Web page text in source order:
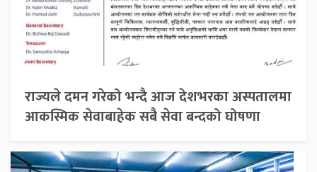
राज्यले दमन गरेको भन्दै आज देशभरका अस्पतालमा
आकस्मिक सेवाबाहेक सबै सेवा बन्दको घोषणा